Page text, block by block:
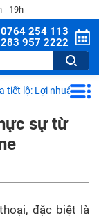
- 19h
0764 254 113
957 2222
tiết lộ: Lợi nhuận
sự từ
đặc biệt là